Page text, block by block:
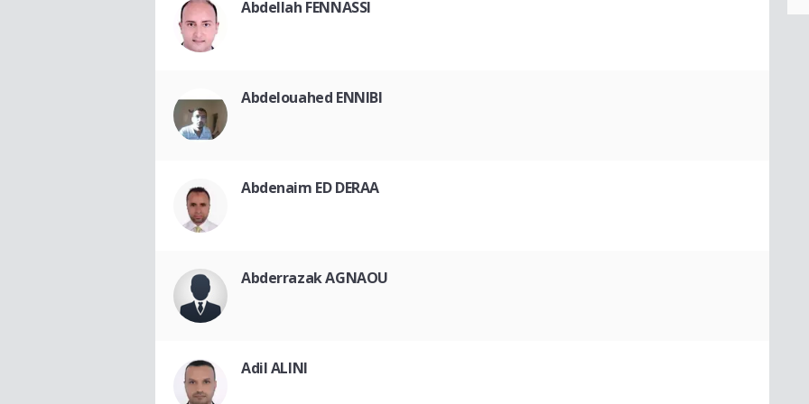
Abdellah FENNASSI
Abdelouahed ENNIBI
Abdenaim ED DERAA
Abderrazak AGNAOU
Adil ALINI